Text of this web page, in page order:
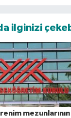
ilginizi
mezunlarının